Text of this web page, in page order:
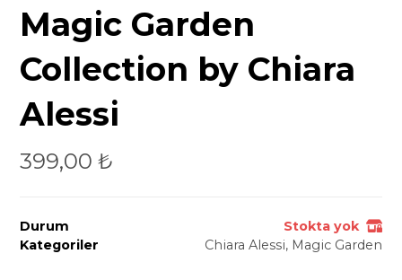
Magic Garden
Collection by Chiara
Alessi
399,00₺
Durum
Stokta yok
Kategoriler
Chiara Alessi, Magic Garden